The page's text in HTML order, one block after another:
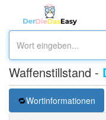
Waffenstillstand -
Wortinformationen